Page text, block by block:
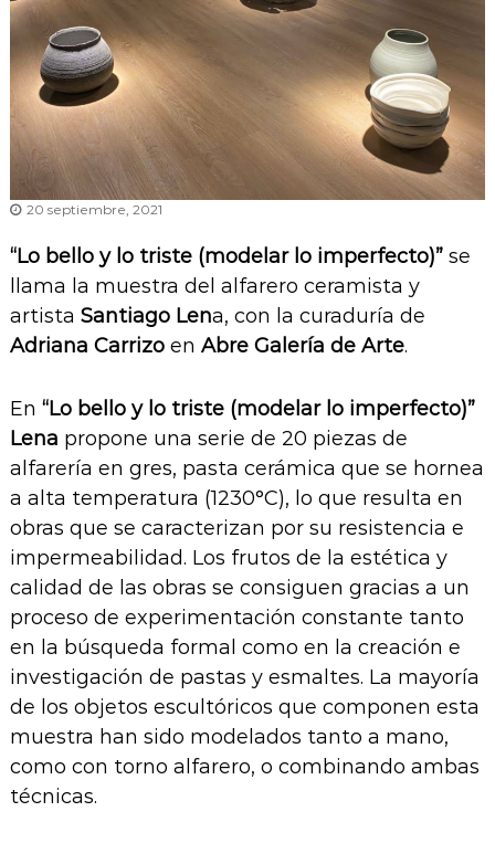
20 septiembre, 2021
“Lo bello y lo triste (modelar lo imperfecto)”se
llama la muestra del alfarero ceramista y
artista Santiago Lena, con la curaduría de
Adriana Carrizoen Abre Galería de Arte.
En “Lo bello y lo triste (modelar lo imperfecto)”
Lena propone una serie de 20 piezas de
alfarería en gres, pasta cerámica que se hornea
a alta temperatura (1230°C), lo que resulta en
obras que se caracterizan por su resistencia e
impermeabilidad. Los frutos de la estética y
calidad de las obras se consiguen gracias a un
proceso de experimentación constante tanto
en la búsqueda formal como en la creación e
investigación de pastas y esmaltes. La mayoría
de los objetos escultóricos que componen esta
muestra han sido modelados tanto a mano,
como con torno alfarero, o combinando ambas
técnicas.